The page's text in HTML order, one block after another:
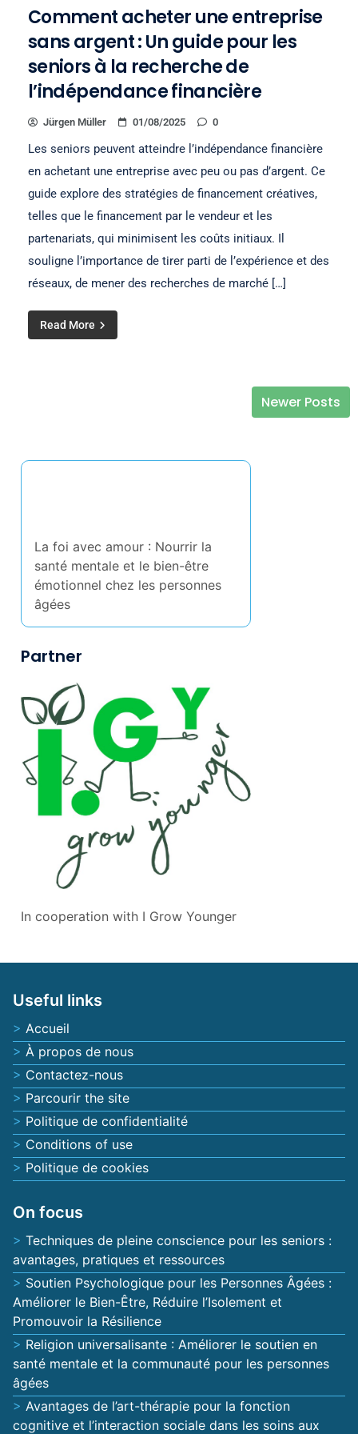
Comment acheter une entreprise
sans argent : Un guide pour les
seniors à la recherche de
l’indépendance financière
Jürgen Müller 01/08/2025 0
Les seniors peuvent atteindre l’indépendance financière
en achetant une entreprise avec peu ou pas d’argent. Ce
guide explore des stratégies de financement créatives,
telles que le financement par le vendeur et les
partenariats, qui minimisent les coûts initiaux. Il
souligne l’importance de tirer parti de l’expérience et des
réseaux, de mener des recherches de marché […]
Read More
Newer Posts
La foi avec amour : Nourrir la
santé mentale et le bien-être
émotionnel chez les personnes
âgées
Partner
In cooperation with I Grow Younger
Useful links
Accueil
À propos de nous
Contactez-nous
Parcourir the site
Politique de confidentialité
Conditions of use
Politique de cookies
On focus
Techniques de pleine conscience pour les seniors :
avantages, pratiques et ressources
Soutien Psychologique pour les Personnes Âgées :
Améliorer le Bien-Être, Réduire l’Isolement et
Promouvoir la Résilience
Religion universalisante : Améliorer le soutien en
santé mentale et la communauté pour les personnes
âgées
Avantages de l’art-thérapie pour la fonction
cognitive et l’interaction sociale dans les soins aux